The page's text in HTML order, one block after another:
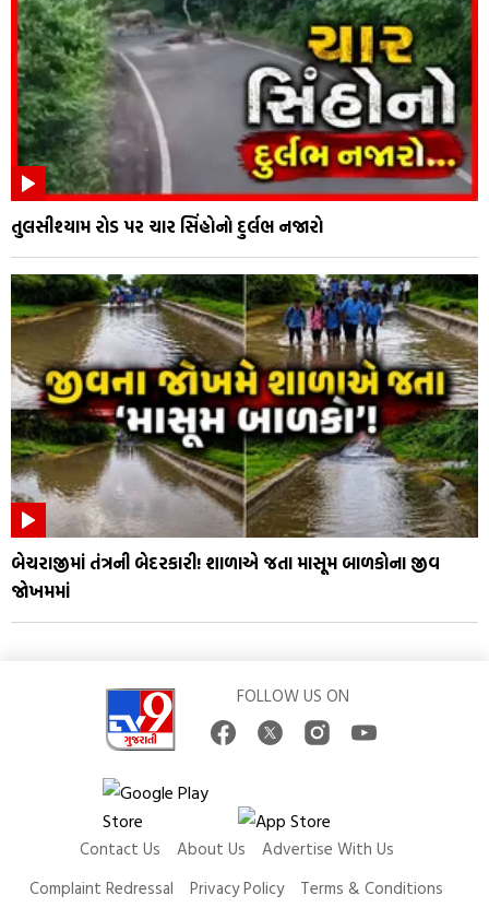
તુલસીશ્યામ રોડ પર ચાર સિંહોનો દુર્લભ નજારો
બેચરાજીમાં તંત્રની બેદરકારી! શાળાએ જતા માસૂમ બાળકોના જીવ
જોખમમાં
FOLLOW US ON
Contact Us About Us
Advertise With Us
Complaint Redressal
Privacy Policy Terms & Conditions